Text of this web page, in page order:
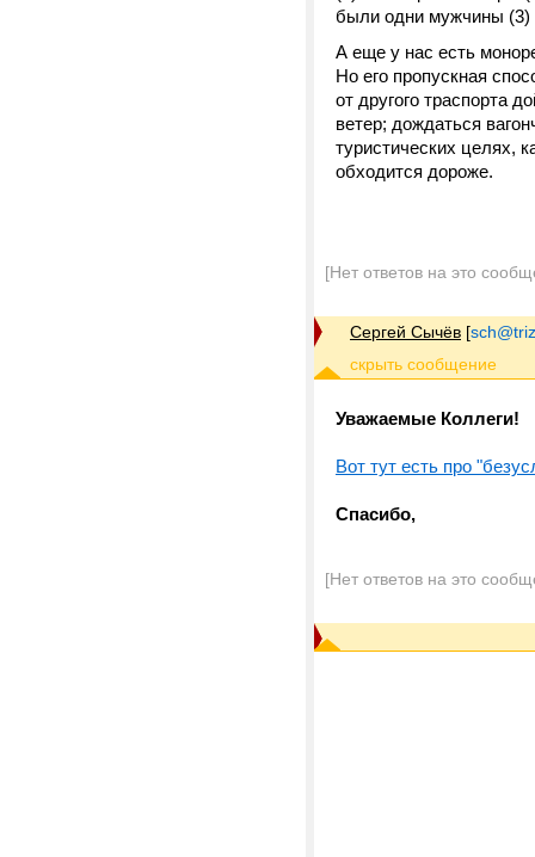
были одни мужчины (3)
А еще у нас есть
Но его пропускная
от другого траспорта
ветер; дождаться
туристических целях,
обходится дороже.
[Нет ответов на это
Сергей Сычёв [
Уважаемые Коллеги!
Вот тут есть про
Спасибо,
[Нет ответов на это